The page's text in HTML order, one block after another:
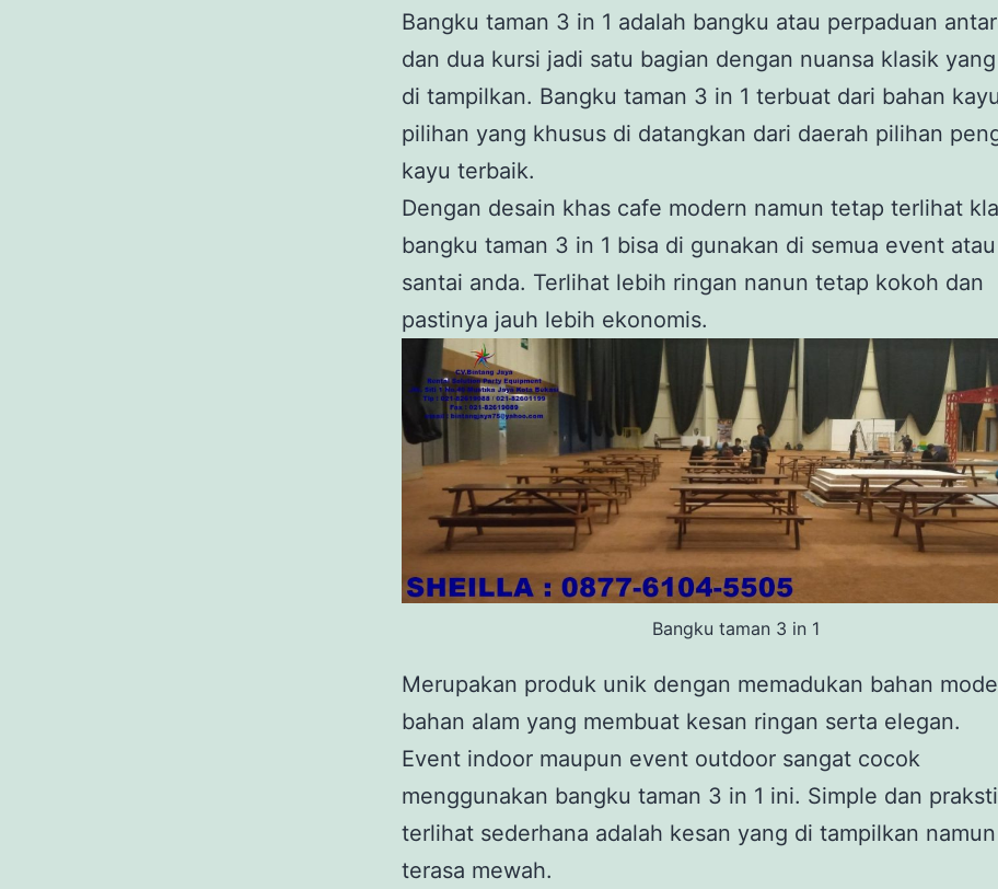
Bangku taman 3 in 1 adalah bangku atau perpaduan
dan dua kursi jadi satu bagian dengan nuansa klasik
di tampilkan. Bangku taman 3 in 1 terbuat dari bahan kayu
pilihan yang khusus di datangkan dari daerah pilihan
kayu terbaik.
Dengan desain khas cafe modern namun tetap terlihat
bangku taman 3 in 1 bisa di gunakan di semua event
santai anda. Terlihat lebih ringan nanun tetap kokoh dan
pastinya jauh lebih ekonomis.
Bangku taman 3 in 1
Merupakan produk unik dengan memadukan bahan
bahan alam yang membuat kesan ringan serta elegan.
Event indoor maupun event outdoor sangat cocok
menggunakan bangku taman 3 in 1 ini. Simple dan
terlihat sederhana adalah kesan yang di tampilkan
terasa mewah.